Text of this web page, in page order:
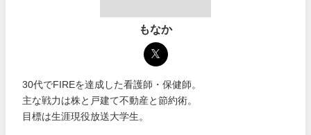
もなか
30代でFIREを達成した看護師・保健師。
主な戦力は株と戸建て不動産と節約術。
目標は生涯現役放送大学生。